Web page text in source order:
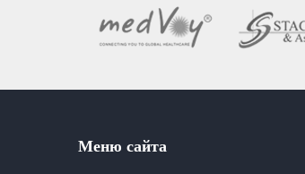
Меню сайта